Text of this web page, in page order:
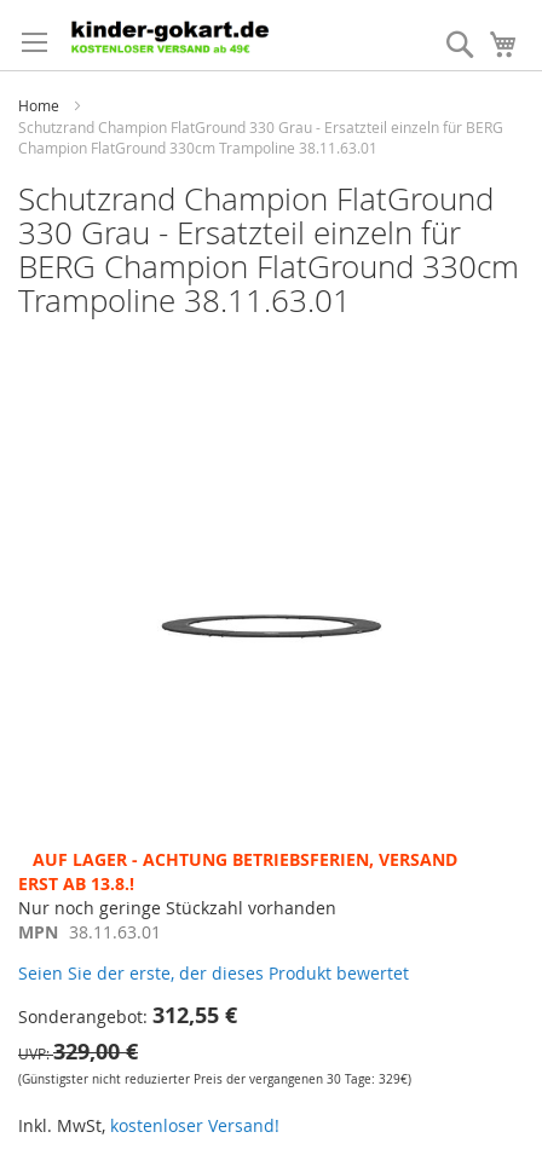
zum
Inhalt
Suche
Home
Schutzrand Champion FlatGround 330 Grau - Ersatzteil einzeln für BERG
Champion FlatGround 330cm Trampoline 38.11.63.01
Schutzrand Champion FlatGround
330 Grau - Ersatzteil einzeln für
BERG Champion FlatGround 330cm
Trampoline 38.11.63.01
Zum
Anfang
der
Bildergalerie
AUF LAGER - ACHTUNG BETRIEBSFERIEN, VERSAND ERST
AB 13.8.!
Nur noch geringe Stückzahl vorhanden
MPN 38.11.63.01
Seien Sie der erste, der dieses Produkt bewertet
Sonderangebot 312,55 €
UVP 329,00 €
(Günstigster nicht reduzierter Preis der vergangenen 30 Tage: 329€)
Inkl. MwSt, kostenloser Versand!